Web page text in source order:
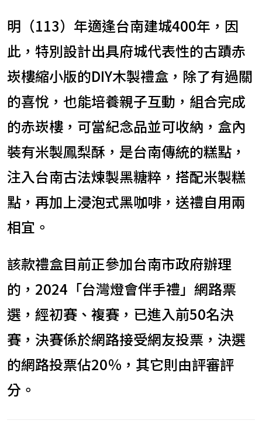
明（113）年適逢台南建城400年，因
此，特別設計出具府城代表性的古蹟赤
崁樓縮小版的DIY木製禮盒，除了有過關
的喜悅，也能培養親子互動，組合完成
的赤崁樓，可當紀念品並可收納，盒內
裝有米製鳳梨酥，是台南傳統的糕點，
注入台南古法煉製黑糖粹，搭配米製糕
點，再加上浸泡式黑咖啡，送禮自用兩
相宜。
該款禮盒目前正參加台南市政府辦理
的，2024「台灣燈會伴手禮」網路票
選，經初賽、複賽，已進入前50名決
賽，決賽係於網路接受網友投票，決選
的網路投票佔20％，其它則由評審評
分。